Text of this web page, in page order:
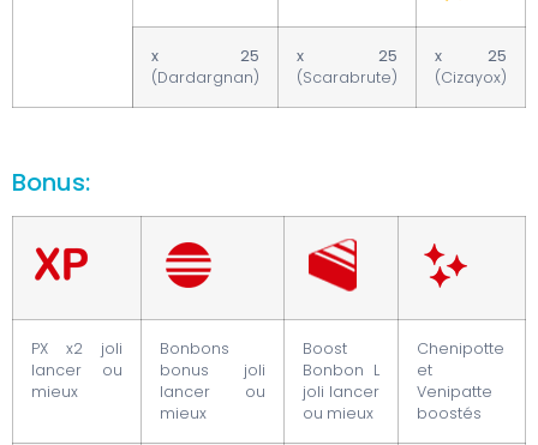
x 25
(Dardargnan)
x 25
(Scarabrute)
x 25
(Cizayox)
Bonus:
PX x2 joli
lancer ou
mieux
Bonbons
bonus joli
lancer ou
mieux
Boost
Bonbon L
joli lancer
ou mieux
Chenipotte
et
Venipatte
boostés